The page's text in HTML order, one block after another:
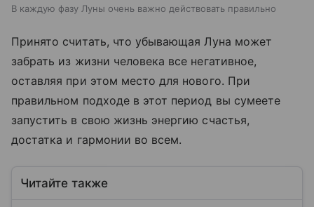
В каждую фазу Луны очень важно действовать правильно
Принято считать, что убывающая Луна может
забрать из жизни человека все негативное,
оставляя при этом место для нового. При
правильном подходе в этот период вы сумеете
запустить в свою жизнь энергию счастья,
достатка и гармонии во всем.
Читайте также